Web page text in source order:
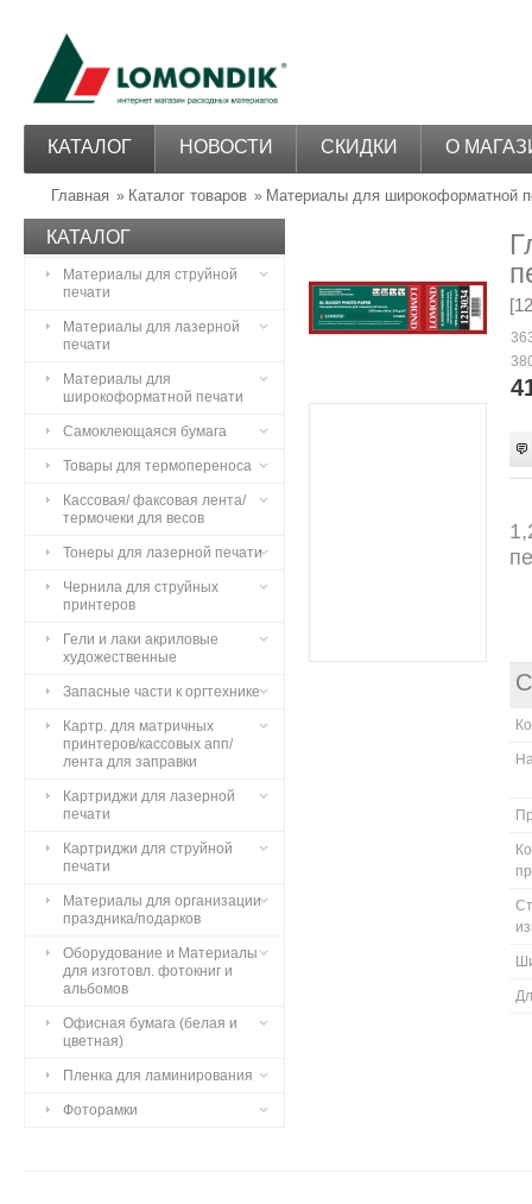
КАТАЛОГ НОВОСТИ СКИДКИ О
Главная » Каталог товаров » Материалы для широкоформатной
КАТАЛОГ
Материалы для струйной
печати
Материалы для лазерной
печати
Материалы для
широкоформатной печати
Самоклеющаяся бумага
Товары для термопереноса
Кассовая/ факсовая лента/
термочеки для весов
Тонеры для лазерной печати
Чернила для струйных
принтеров
Гели и лаки акриловые
художественные
Запасные части к оргтехнике
Картр. для матричных
принтеров/кассовых апп/
лента для заправки
Картриджи для лазерной
печати
Картриджи для струйной
печати
Материалы для организации
праздника/подарков
Оборудование и Материалы
для изготовл. фотокниг и
альбомов
Офисная бумага (белая и
цветная)
Пленка для ламинирования
Фоторамки